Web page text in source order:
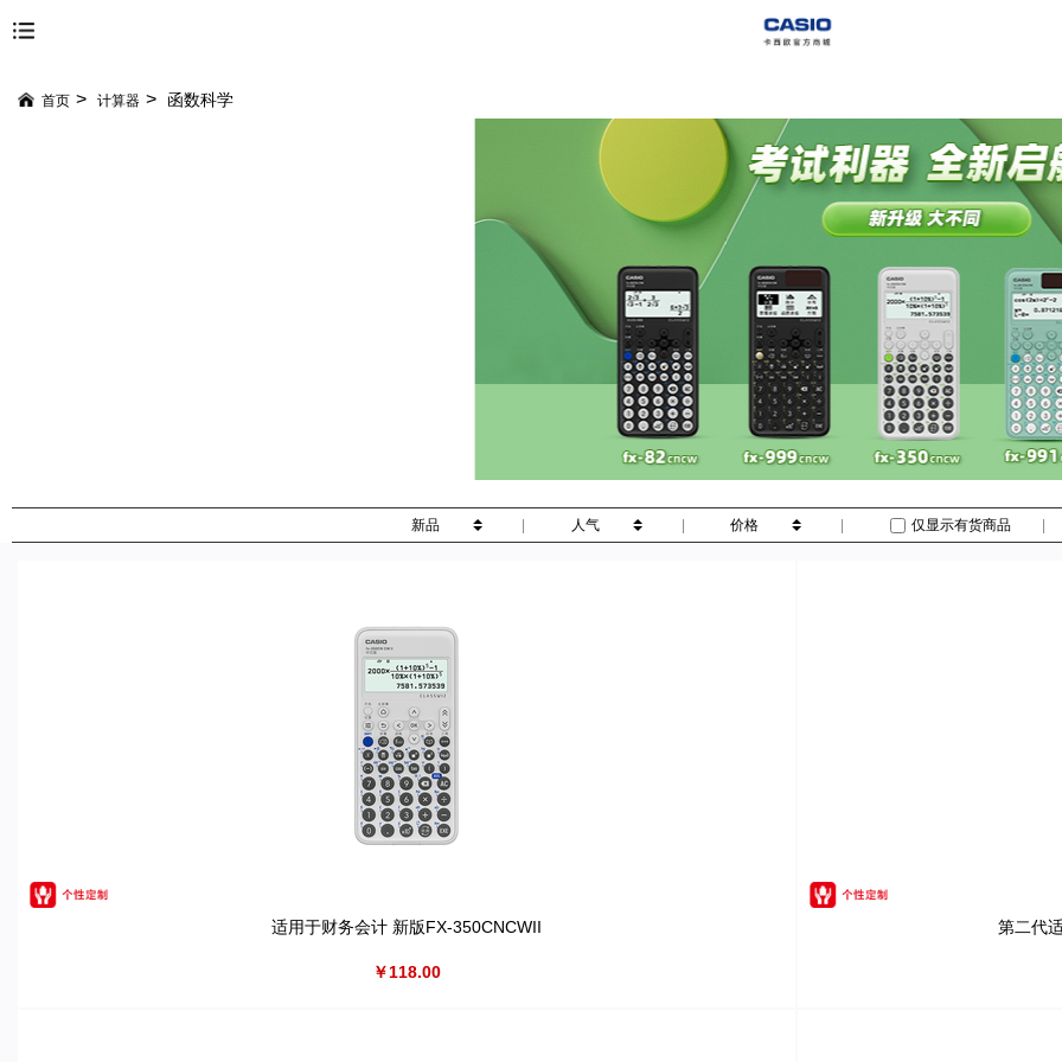
首页 计算器 函数科学
新品 人气 价格 仅显示有货商品
适用于财务会计 新版FX-350CNCWII
￥118.00
第二代